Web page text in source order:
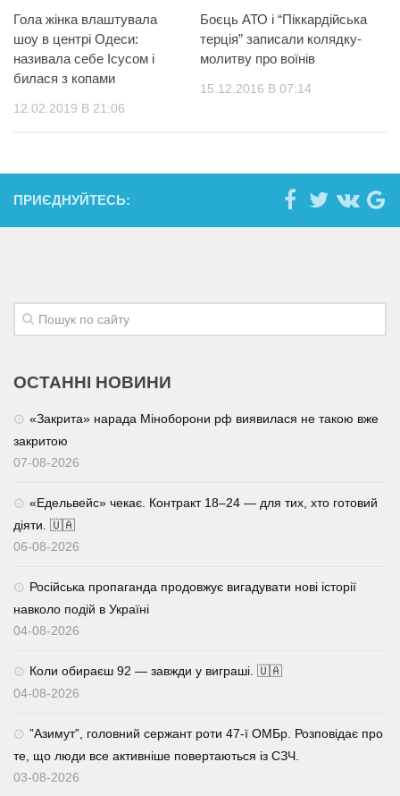
Гола жінка влаштувала
шоу в центрі Одеси:
називала себе Ісусом і
билася з копами
12.02.2019 В 21:06
Боєць АТО і “Піккардійська
терція” записали колядку-
молитву про воїнів
15.12.2016 В 07:14
ПРИЄДНУЙТЕСЬ:
ОСТАННІ НОВИНИ
«Закрита» нарада Міноборони рф виявилася не такою вже
закритою
07-08-2026
«Едельвейс» чекає. Контракт 18–24 — для тих, хто готовий
діяти. 🇺🇦
06-08-2026
Російська пропаганда продовжує вигадувати нові історії
навколо подій в Україні
04-08-2026
Коли обираєш 92 — завжди у виграші. 🇺🇦
04-08-2026
⁨”Азимут”, головний сержант роти 47-ї ОМБр. Розповідає про
те, що люди все активніше повертаються із СЗЧ.
03-08-2026